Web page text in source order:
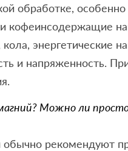
обработке,
кофеинсодержащие
энергетические
и напряженность.
Можно ли
рекомендуют